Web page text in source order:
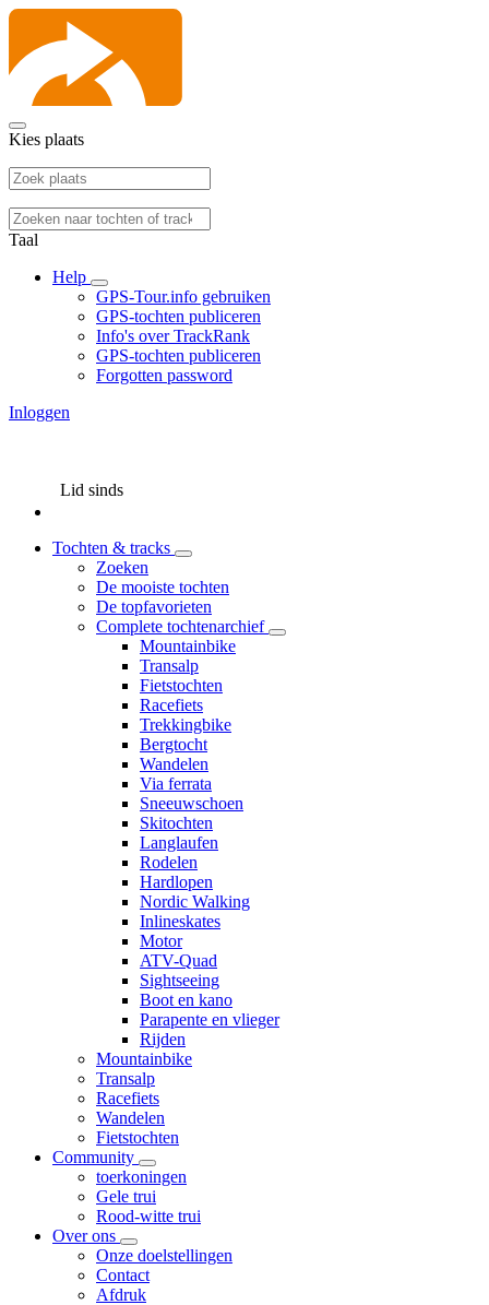
Kies plaats
Taal
Help
GPS-Tour.info gebruiken
GPS-tochten publiceren
Info's over TrackRank
GPS-tochten publiceren
Forgotten password
Inloggen
Lid sinds
Tochten & tracks
Zoeken
De mooiste tochten
De topfavorieten
Complete tochtenarchief
Mountainbike
Transalp
Fietstochten
Racefiets
Trekkingbike
Bergtocht
Wandelen
Via ferrata
Sneeuwschoen
Skitochten
Langlaufen
Rodelen
Hardlopen
Nordic Walking
Inlineskates
Motor
ATV-Quad
Sightseeing
Boot en kano
Parapente en vlieger
Rijden
Mountainbike
Transalp
Racefiets
Wandelen
Fietstochten
Community
toerkoningen
Gele trui
Rood-witte trui
Over ons
Onze doelstellingen
Contact
Afdruk